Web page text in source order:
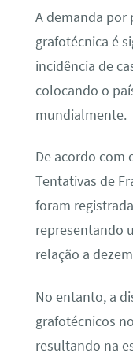
A demanda por
grafotécnica é
incidência de
colocando o
mundialmente.
De acordo com
Tentativas de
foram
representando
relação a
No entanto, a
grafotécnicos
resultando na